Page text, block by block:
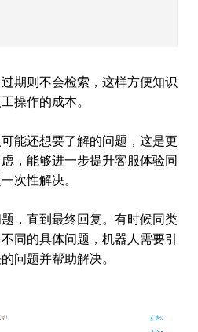
期则不会检索，这样方便知识
操作的成本。
能还想要了解的问题，这是更
，能够进一步提升客服体验同
次性解决。
，直到最终回复。有时候同类
同的具体问题，机器人需要引
问题并帮助解决。